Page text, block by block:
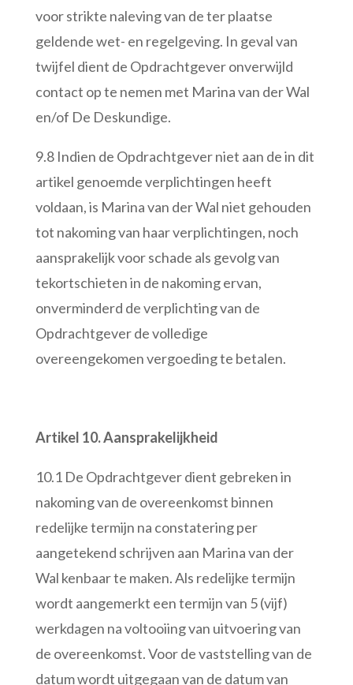
voor strikte naleving van de ter plaatse
geldende wet- en regelgeving. In geval van
twijfel dient de Opdrachtgever onverwijld
contact op te nemen met Marina van der Wal
en/of De Deskundige.
9.8 Indien de Opdrachtgever niet aan de in dit
artikel genoemde verplichtingen heeft
voldaan, is Marina van der Wal niet gehouden
tot nakoming van haar verplichtingen, noch
aansprakelijk voor schade als gevolg van
tekortschieten in de nakoming ervan,
onverminderd de verplichting van de
Opdrachtgever de volledige
overeengekomen vergoeding te betalen.
Artikel 10. Aansprakelijkheid
10.1 De Opdrachtgever dient gebreken in
nakoming van de overeenkomst binnen
redelijke termijn na constatering per
aangetekend schrijven aan Marina van der
Wal kenbaar te maken. Als redelijke termijn
wordt aangemerkt een termijn van 5 (vijf)
werkdagen na voltooiing van uitvoering van
de overeenkomst. Voor de vaststelling van de
datum wordt uitgegaan van de datum van